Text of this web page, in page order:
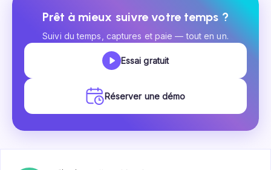
Prêt à mieux suivre votre temps ?
Suivi du temps, captures et paie — tout en un.
Essai gratuit
Réserver une démo